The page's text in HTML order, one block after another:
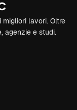
lavori. Oltre
agenzie e studi.